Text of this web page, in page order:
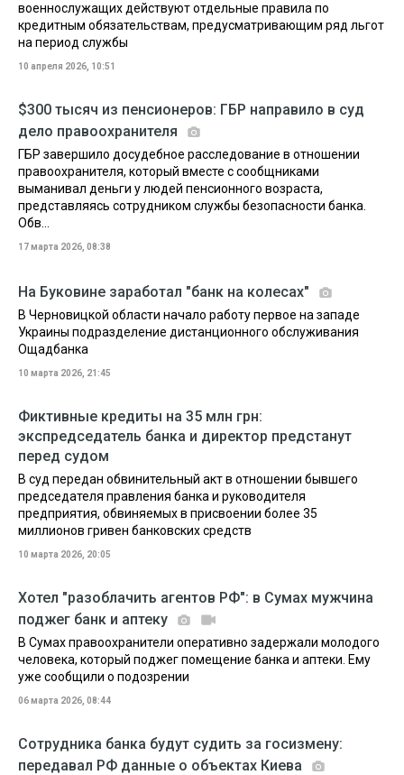
военнослужащих действуют отдельные правила по
кредитным обязательствам, предусматривающим ряд льгот
на период службы
10 апреля 2026, 10:51
$300 тысяч из пенсионеров: ГБР направило в суд
дело правоохранителя
ГБР завершило досудебное расследование в отношении
правоохранителя, который вместе с сообщниками
выманивал деньги у людей пенсионного возраста,
представляясь сотрудником службы безопасности банка.
Обв...
17 марта 2026, 08:38
На Буковине заработал "банк на колесах"
В Черновицкой области начало работу первое на западе
Украины подразделение дистанционного обслуживания
Ощадбанка
10 марта 2026, 21:45
Фиктивные кредиты на 35 млн грн:
экспредседатель банка и директор предстанут
перед судом
В суд передан обвинительный акт в отношении бывшего
председателя правления банка и руководителя
предприятия, обвиняемых в присвоении более 35
миллионов гривен банковских средств
10 марта 2026, 20:05
Хотел "разоблачить агентов РФ": в Сумах мужчина
поджег банк и аптеку
В Сумах правоохранители оперативно задержали молодого
человека, который поджег помещение банка и аптеки. Ему
уже сообщили о подозрении
06 марта 2026, 08:44
Сотрудника банка будут судить за госизмену:
передавал РФ данные о объектах Киева